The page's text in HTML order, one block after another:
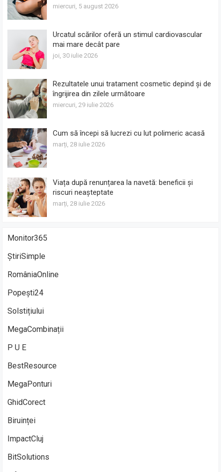
miercuri, 5 august 2026
Urcatul scărilor oferă un stimul cardiovascular
mai mare decât pare
joi, 30 iulie 2026
Rezultatele unui tratament cosmetic depind și de
îngrijirea din zilele următoare
miercuri, 29 iulie 2026
Cum să începi să lucrezi cu lut polimeric acasă
marți, 28 iulie 2026
Viața după renunțarea la navetă: beneficii și
riscuri neașteptate
marți, 28 iulie 2026
Monitor365
ȘtiriSimple
RomâniaOnline
Popești24
Solstițiului
MegaCombinații
P U E
BestResource
MegaPonturi
GhidCorect
Biruinței
ImpactCluj
BitSolutions